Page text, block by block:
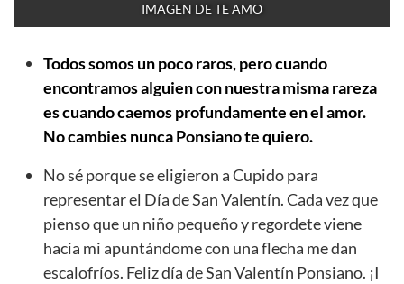
IMAGEN DE TE AMO
Todos somos un poco raros, pero cuando
encontramos alguien con nuestra misma rareza
es cuando caemos profundamente en el amor.
No cambies nunca Ponsiano te quiero.
No sé porque se eligieron a Cupido para
representar el Día de San Valentín. Cada vez que
pienso que un niño pequeño y regordete viene
hacia mi apuntándome con una flecha me dan
escalofríos. Feliz día de San Valentín Ponsiano. ¡I